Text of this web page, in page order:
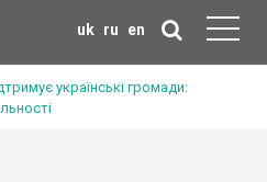
uk ru en
українські громади: